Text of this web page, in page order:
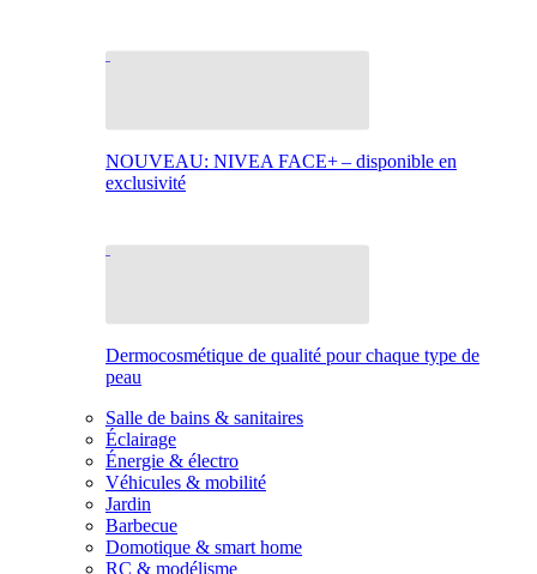
NOUVEAU: NIVEA FACE+ – disponible en
exclusivité
Dermocosmétique de qualité pour chaque type de
peau
Salle de bains & sanitaires
Éclairage
Énergie & électro
Véhicules & mobilité
Jardin
Barbecue
Domotique & smart home
RC & modélisme